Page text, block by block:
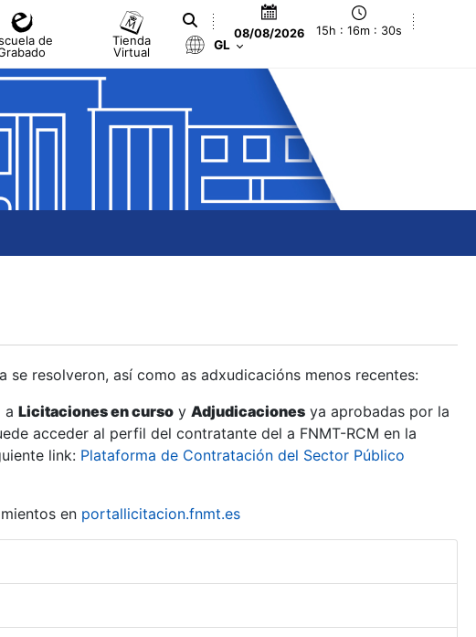
de
Tienda
Virtual
08/08/2026 15h : 16m : 31s
GL
resolveron, así como as adxudicacións menos recentes:
a Licitaciones en curso y Adjudicaciones ya aprobadas por la
acceder al perfil del contratante del a FNMT-RCM en la
link: Plataforma de Contratación del Sector Público
en portallicitacion.fnmt.es